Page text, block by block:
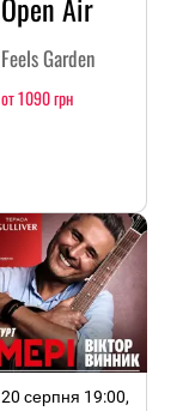
Open Air
Feels Garden
от 1090 грн
20 серпня 19:00,